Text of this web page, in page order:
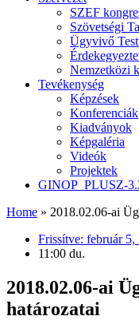
SZEF
Szövetségi
Ügyvivő
Nemzetközi
Tevékenység
Képzések
Konferenciák
Kiadványok
Képgaléria
Videók
Projektek
GINOP_PLUSZ-
Home » 2018.02.06-ai
Frissítve: február 5,
11:00 du.
2018.02.06-ai
határozatai